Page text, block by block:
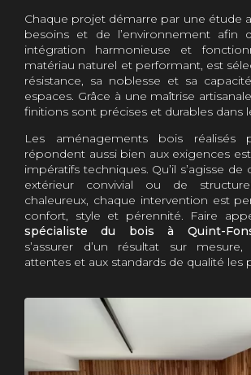
Chaque projet démarre par une étude
besoins et de l’environnement afin
intégration harmonieuse et
matériau naturel et performant, est
résistance, sa noblesse et sa
espaces. Grâce à une maîtrise
finitions sont précises et durables dans
Les aménagements bois réalisés
répondent aussi bien aux exigences
impératifs techniques. Qu’il s’agisse
extérieur convivial ou de
chaleureux, chaque intervention est
confort, style et pérennité. Faire
spécialiste du bois à Quint-
s’assurer d’un résultat sur
attentes et aux standards de qualité les